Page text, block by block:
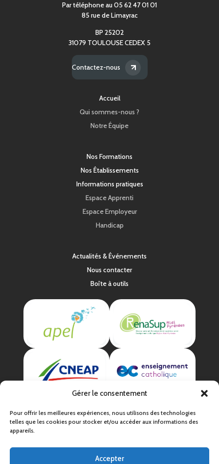
Gérer le consentement
Pour offrir les meilleures expériences, nous utilisons des technologies
telles que les cookies pour stocker et/ou accéder aux informations des
appareils.
Accepter
Par téléphone au 05 62 47 01 01
85 rue de Limayrac
BP 25202
31079 TOULOUSE CEDEX 5
Contactez-nous
Accueil
Qui sommes-nous ?
Notre Équipe
Nos Formations
Nos Établissements
Informations pratiques
Espace Apprenti
Espace Employeur
Handicap
Actualités & Événements
Nous contacter
Boîte à outils